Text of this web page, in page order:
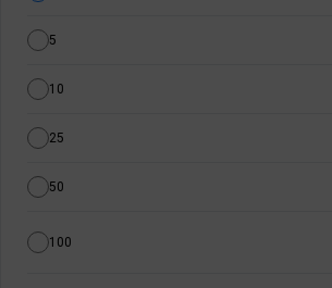
5
10
25
50
100